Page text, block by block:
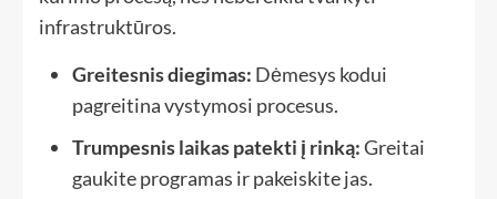
infrastruktūros.
Greitesnis diegimas: Dėmesys kodui
pagreitina vystymosi procesus.
Trumpesnis laikas patekti į rinką:Greitai
gaukite programas ir pakeiskite jas.